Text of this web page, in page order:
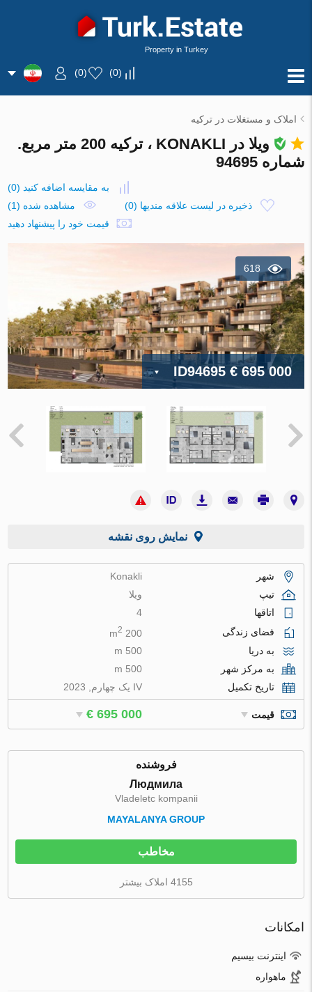
Property in Turkey
(
0
)
(
0
)
املاک و مستغلات در ترکیه
ویلا در KONAKLI ، ترکیه 200 متر مربع.
شماره 94695
به مقایسه اضافه کنید (
0
)
ذخیره در لیست علاقه مندیها (
0
)
مشاهده شده (1)
قیمت خود را پیشنهاد دهید
618
ID94695€ 695 000
نمایش روی نقشه
شهر
Konakli
تیپ
ویلا
اتاقها
4
فضای زندگی
200 m
2
به دریا
500 m
به مرکز شهر
500 m
تاریخ تکمیل
IV یک چهارم, 2023
قیمت € 695 000
فروشنده
Людмила
Vladeletc kompanii
MAYALANYA GROUP
مخاطب
4155 املاک بیشتر
امکانات
اینترنت بیسیم
ماهواره